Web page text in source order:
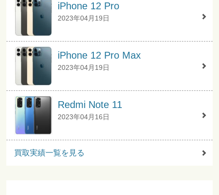
iPhone 12 Pro
2023年04月19日
iPhone 12 Pro Max
2023年04月19日
Redmi Note 11
2023年04月16日
買取実績一覧を見る